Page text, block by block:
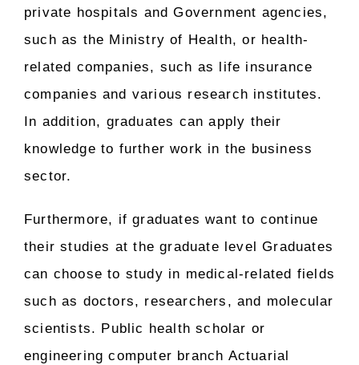
private hospitals and Government agencies,
such as the Ministry of Health, or health-
related companies, such as life insurance
companies and various research institutes.
In addition, graduates can apply their
knowledge to further work in the business
sector.
Furthermore, if graduates want to continue
their studies at the graduate level Graduates
can choose to study in medical-related fields
such as doctors, researchers, and molecular
scientists. Public health scholar or
engineering computer branch Actuarial